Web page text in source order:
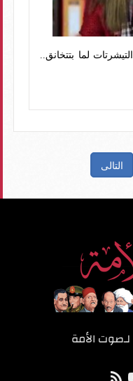
لما بتتخانق..
التالى
صوت الأمة